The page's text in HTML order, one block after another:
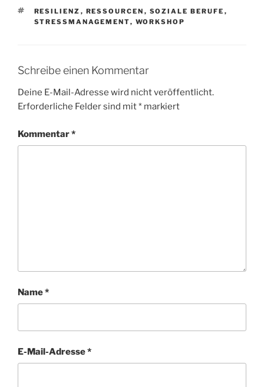
SCHLAGWÖRTER
RESILIENZ , RESSOURCEN , SOZIALE BERUFE ,
STRESSMANAGEMENT, WORKSHOP
Schreibe einen Kommentar
Deine E-Mail-Adresse wird nicht veröffentlicht.
Erforderliche Felder sind mit* markiert
Kommentar*
Name*
E-Mail-Adresse*